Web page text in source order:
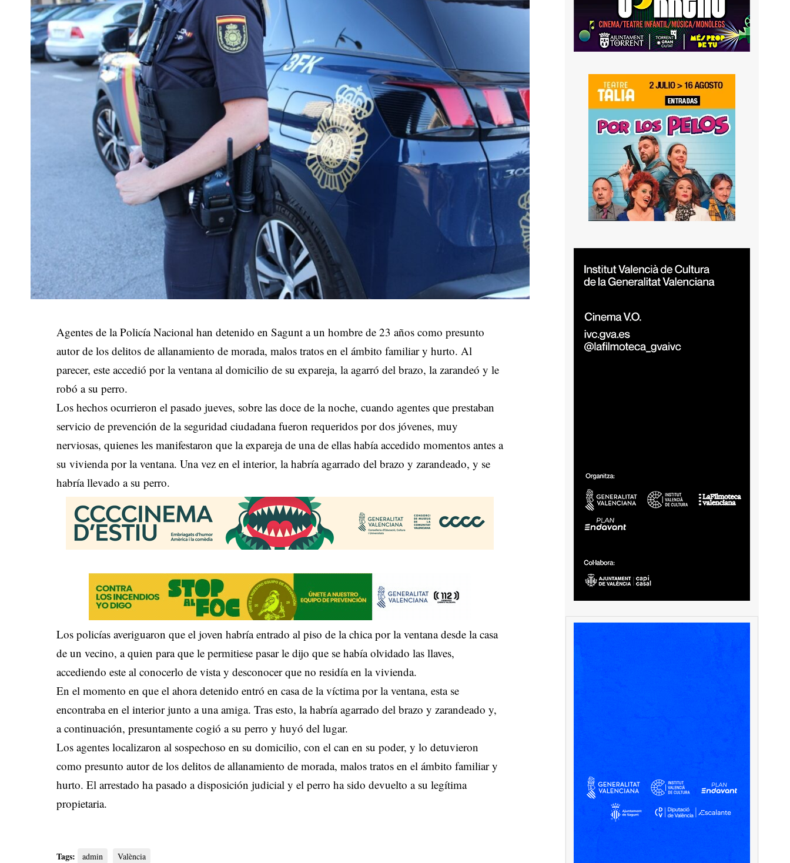
Agentes de la Policía Nacional han detenido en Sagunt a un hombre de 23 años como presunto
autor de los delitos de allanamiento de morada, malos tratos en el ámbito familiar y hurto. Al
parecer, este accedió por la ventana al domicilio de su expareja, la agarró del brazo, la zarandeó y le
robó a su perro.
Los hechos ocurrieron el pasado jueves, sobre las doce de la noche, cuando agentes que prestaban
servicio de prevención de la seguridad ciudadana fueron requeridos por dos jóvenes, muy
nerviosas, quienes les manifestaron que la expareja de una de ellas había accedido momentos antes a
su vivienda por la ventana. Una vez en el interior, la habría agarrado del brazo y zarandeado, y se
habría llevado a su perro.
Los policías averiguaron que el joven habría entrado al piso de la chica por la ventana desde la casa
de un vecino, a quien para que le permitiese pasar le dijo que se había olvidado las llaves,
accediendo este al conocerlo de vista y desconocer que no residía en la vivienda.
En el momento en que el ahora detenido entró en casa de la víctima por la ventana, esta se
encontraba en el interior junto a una amiga. Tras esto, la habría agarrado del brazo y zarandeado y,
a continuación, presuntamente cogió a su perro y huyó del lugar.
Los agentes localizaron al sospechoso en su domicilio, con el can en su poder, y lo detuvieron
como presunto autor de los delitos de allanamiento de morada, malos tratos en el ámbito familiar y
hurto. El arrestado ha pasado a disposición judicial y el perro ha sido devuelto a su legítima
propietaria.
Tags: admin València